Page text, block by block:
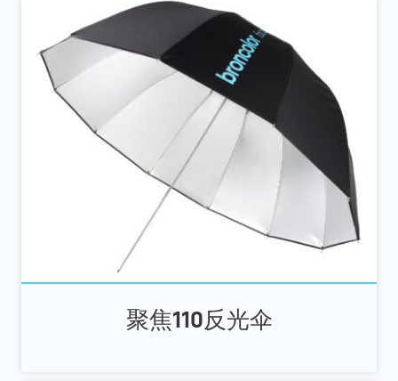
聚焦110反光伞